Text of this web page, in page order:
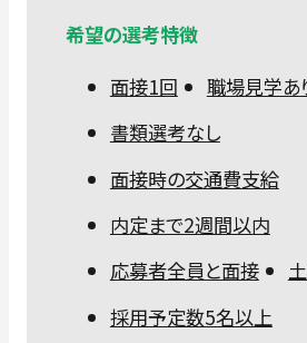
希望の選考特徴
面接1回
職場見学あ
書類選考なし
面接時の交通費支給
内定まで2週間以内
応募者全員と面接
採用予定数5名以上